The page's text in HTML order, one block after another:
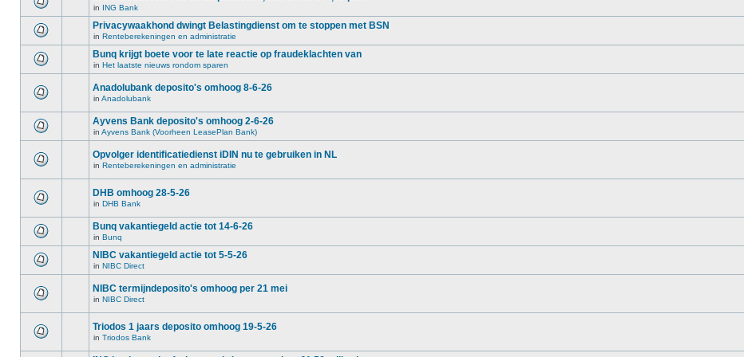
in ING Bank
Privacywaakhond dwingt Belastingdienst om te stoppen met BSN
in Renteberekeningen en administratie
Bunq krijgt boete voor te late reactie op fraudeklachten van
in Het laatste nieuws rondom sparen
Anadolubank deposito's omhoog 8-6-26
in Anadolubank
Ayvens Bank deposito's omhoog 2-6-26
in Ayvens Bank (Voorheen LeasePlan Bank)
Opvolger identificatiedienst iDIN nu te gebruiken in NL
in Renteberekeningen en administratie
DHB omhoog 28-5-26
in DHB Bank
Bunq vakantiegeld actie tot 14-6-26
in Bunq
NIBC vakantiegeld actie tot 5-5-26
in NIBC Direct
NIBC termijndeposito's omhoog per 21 mei
in NIBC Direct
Triodos 1 jaars deposito omhoog 19-5-26
in Triodos Bank